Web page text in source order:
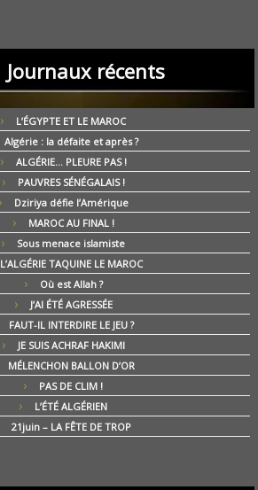
Journaux récents
L’ÉGYPTE ET LE MAROC
Algérie : la défaite et après ?
ALGÉRIE… PLEURE PAS !
PAUVRES SÉNÉGALAIS !
Dziriya défie l’Amérique
MAROC AU FINAL !
Sous menace islamiste
L’ALGÉRIE TAQUINE LE MAROC
Où est Allah ?
J’AI ÉTÉ AGRESSÉE
FAUT-IL INTERDIRE LE JEU ?
JE SUIS ACHRAF HAKIMI
MÉLENCHON BALLON D’OR
PAS DE CLIM !
L’ÉTÉ ALGÉRIEN
21juin – LA FÊTE DE TROP